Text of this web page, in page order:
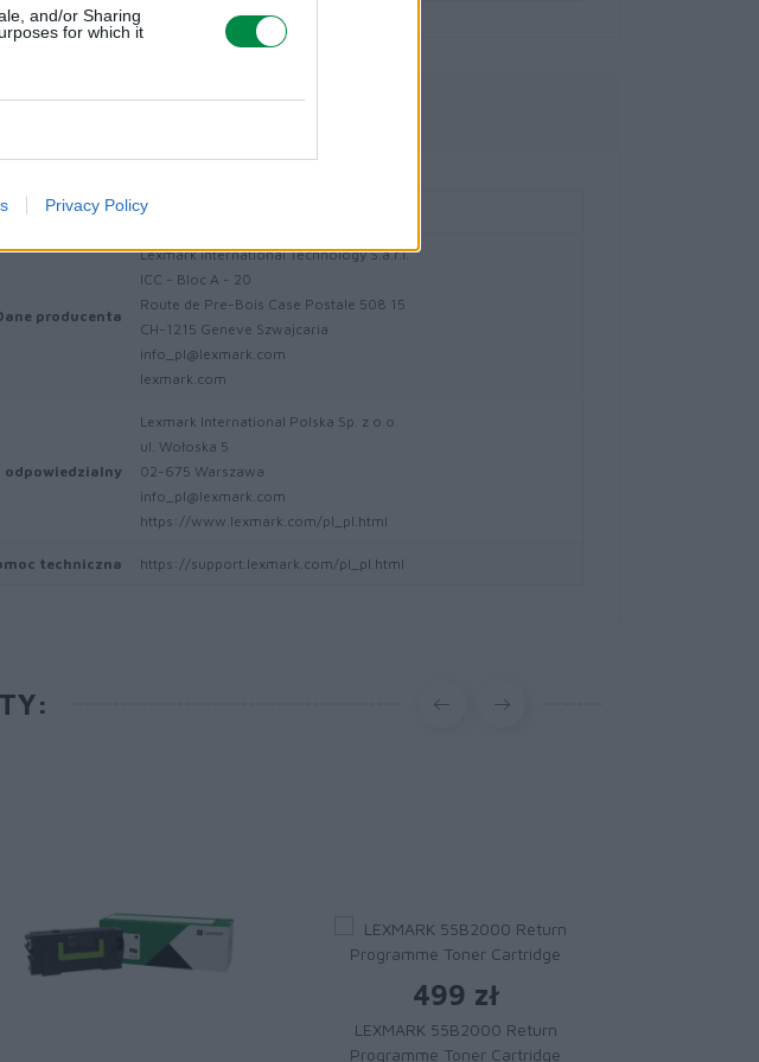
and/or Sharing
for which it
Privacy Policy
Kod producenta 78C0U20
producenta
Lexmark International Technology S.a.r.l.
ICC - Bloc A - 20
Route de Pre-Bois Case Postale 508 15
CH-1215 Geneve Szwajcaria
info_pl@lexmark.com
lexmark.com
odpowiedzialny
Lexmark International Polska Sp. z o.o.
ul. Wołoska 5
02-675 Warszawa
info_pl@lexmark.com
https://www.lexmark.com/pl_pl.html
techniczna https://support.lexmark.com/pl_pl.html
499 zł
LEXMARK 55B2000 Return
Programme Toner Cartridge